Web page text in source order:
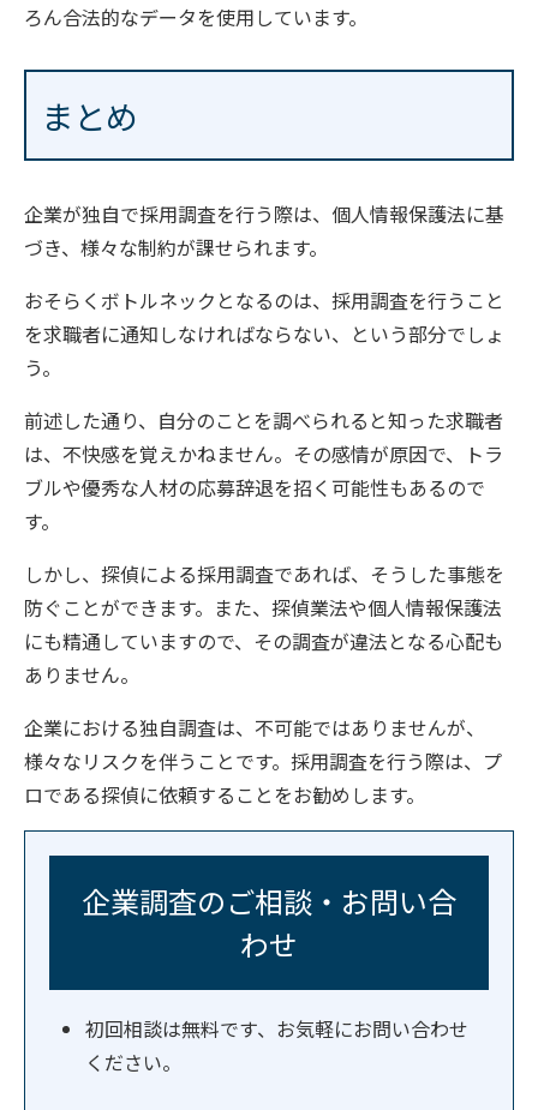
ろん合法的なデータを使用しています。
まとめ
企業が独自で採用調査を行う際は、個人情報保護法に基
づき、様々な制約が課せられます。
おそらくボトルネックとなるのは、採用調査を行うこと
を求職者に通知しなければならない、という部分でしょ
う。
前述した通り、自分のことを調べられると知った求職者
は、不快感を覚えかねません。その感情が原因で、トラ
ブルや優秀な人材の応募辞退を招く可能性もあるので
す。
しかし、探偵による採用調査であれば、そうした事態を
防ぐことができます。また、探偵業法や個人情報保護法
にも精通していますので、その調査が違法となる心配も
ありません。
企業における独自調査は、不可能ではありませんが、
様々なリスクを伴うことです。採用調査を行う際は、プ
ロである探偵に依頼することをお勧めします。
企業調査のご相談・お問い合
わせ
初回相談は無料です、お気軽にお問い合わせ
ください。